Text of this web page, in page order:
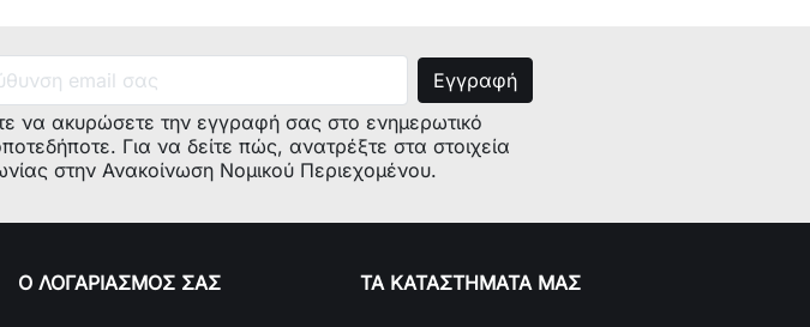
να ακυρώσετε την εγγραφή σας στο ενημερωτικό
Για να δείτε πώς, ανατρέξτε στα στοιχεία
στην Ανακοίνωση Νομικού Περιεχομένου.
Ο ΛΟΓΑΡΙΑΣΜΟΣ ΣΑΣ ΤΑ ΚΑΤΑΣΤΗΜΑΤΑ ΜΑΣ